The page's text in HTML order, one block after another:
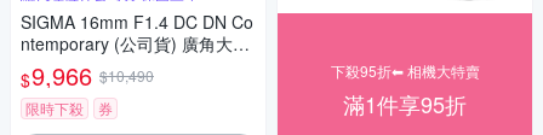
SIGMA 16mm F1.4 DC DN Co
ntemporary (公司貨) 廣角大光
圈定焦鏡 人像鏡 APS-C 無反微
單眼專用鏡頭
$9,966 $10,490
限時下殺
券
下殺95折⬅︎ 相機大特賣
滿1件享95折